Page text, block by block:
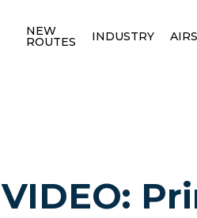
NEW
ROUTES INDUSTRY
VIDEO: